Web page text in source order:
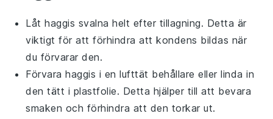
Låthaggis svalna helt efter tillagning. Detta är
viktigt för att förhindra att kondens bildas när
du förvarar den.
Förvarahaggis i en lufttät behållare eller linda in
den tätt i plastfolie. Detta hjälper till att bevara
smaken och förhindra att den torkar ut.